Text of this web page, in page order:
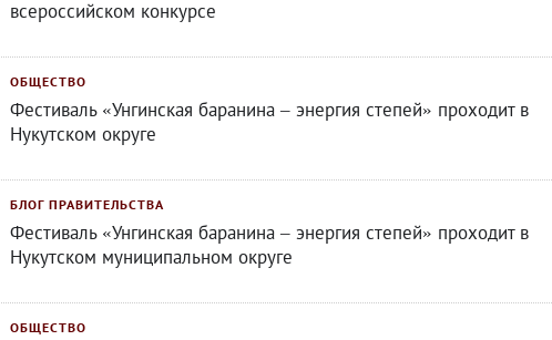
всероссийском конкурсе
ОБЩЕСТВО
Фестиваль «Унгинская баранина – энергия степей» проходит в
Нукутском округе
БЛОГ ПРАВИТЕЛЬСТВА
Фестиваль «Унгинская баранина – энергия степей» проходит в
Нукутском муниципальном округе
ОБЩЕСТВО